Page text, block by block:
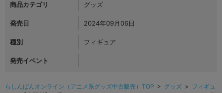
商品カテゴリ グッズ
発売日 2024年09月06日
種別 フィギュア
発売イベント
らしんばんオンライン（アニメ系グッズ中古販売）TOP > グッズ > フィギュ